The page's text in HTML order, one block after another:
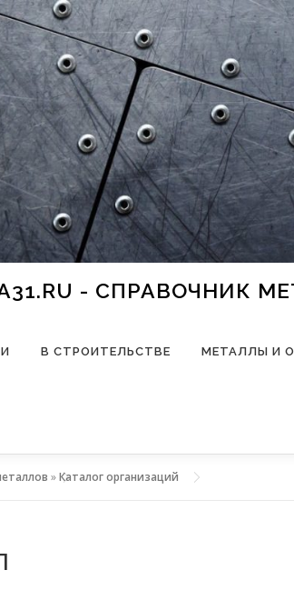
- СПРАВОЧНИК
В СТРОИТЕЛЬСТВЕ МЕТАЛЛЫ И
»Каталог организаций